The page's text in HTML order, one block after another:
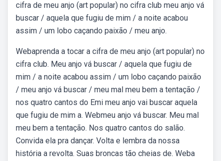
cifra de meu anjo (art popular) no cifra club meu anjo vá
buscar / aquela que fugiu de mim / a noite acabou
assim / um lobo caçando paixão / meu anjo.
Webaprenda a tocar a cifra de meu anjo (art popular) no
cifra club. Meu anjo vá buscar / aquela que fugiu de
mim / a noite acabou assim / um lobo caçando paixão
/ meu anjo vá buscar / meu mal meu bem a tentação /
nos quatro cantos do Emi meu anjo vai buscar aquela
que fugiu de mim a. Webmeu anjo vá buscar. Meu mal
meu bem a tentação. Nos quatro cantos do salão.
Convida ela pra dançar. Volta e lembra da nossa
história a revolta. Suas broncas tão cheias de. Weba